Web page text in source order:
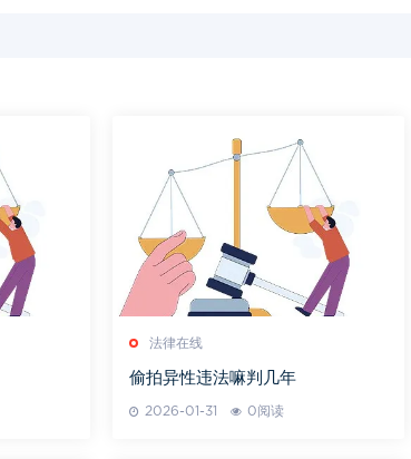
法律在线
偷拍异性违法嘛判几年
2026-01-31 0阅读